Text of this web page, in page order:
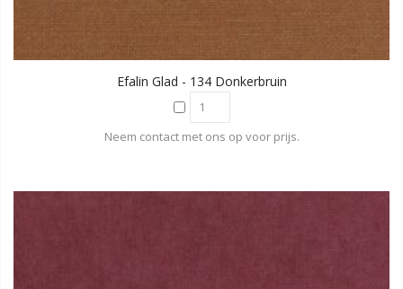
Efalin Glad - 134 Donkerbruin
Neem contact met ons op voor prijs.